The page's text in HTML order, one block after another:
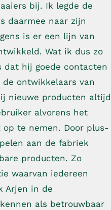
bij. Ik legde de
daarmee naar zijn
is er een lijn van
Wat ik dus zo
dat hij goede contacten
ontwikkelaars van
nieuwe producten altijd
alvorens het
te nemen. Door plus-
aan de fabriek
producten. Zo
waarvan iedereen
Arjen in de
als betrouwbaar